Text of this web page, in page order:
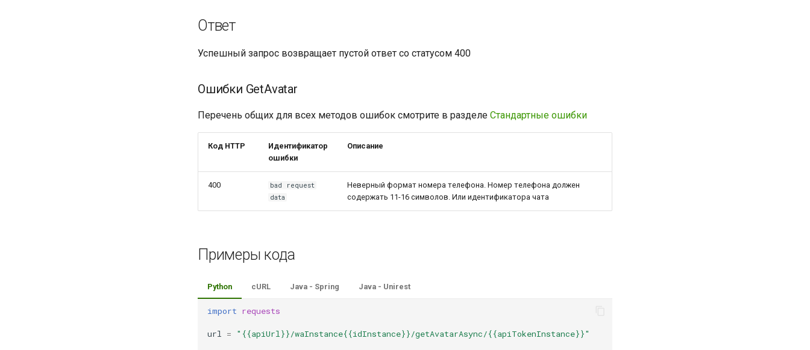
Ответ
Успешный запрос возвращает пустой ответ со статусом 400
Ошибки GetAvatar
Перечень общих для всех методов ошибок смотрите в разделе Стандартные ошибки
Код HTTP
Идентификатор
ошибки
Описание
400
bad request
data
Неверный формат номера телефона. Номер телефона должен
содержать 11-16 символов. Или идентификатора чата
Примеры кода
Python cURL Java - Spring Java - Unirest
import requests
url = "{{apiUrl}}/waInstance{{idInstance}}/getAvatarAsync/{{apiTokenInstance}}"